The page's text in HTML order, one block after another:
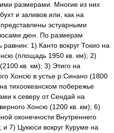
размерами. Многие из них
и заливов или, как на
эстуарными
дюн. По размерам
1) Канто вокруг Токио на
(площадь 1950 кв. км); 2)
кв. км); 3) Этиго на
Хонсю в устье р.Синано (1800
тихоокеанском побережье
к северу от Сендай на
Хонсю (1200 кв. км); 6)
оконечности Внутреннего
7) Цукюси вокруг Куруме на